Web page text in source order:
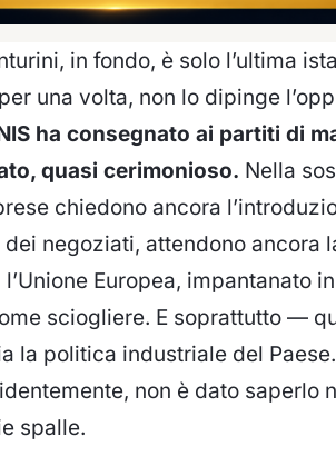
in fondo, è solo l’ultima
una volta, non lo dipinge
ha consegnato ai partiti di
quasi cerimonioso. Nella
chiedono ancora
negoziati, attendono ancora
Europea, impantanato
sciogliere. E soprattutto —
la politica industriale del
non è dato saperlo
spalle.